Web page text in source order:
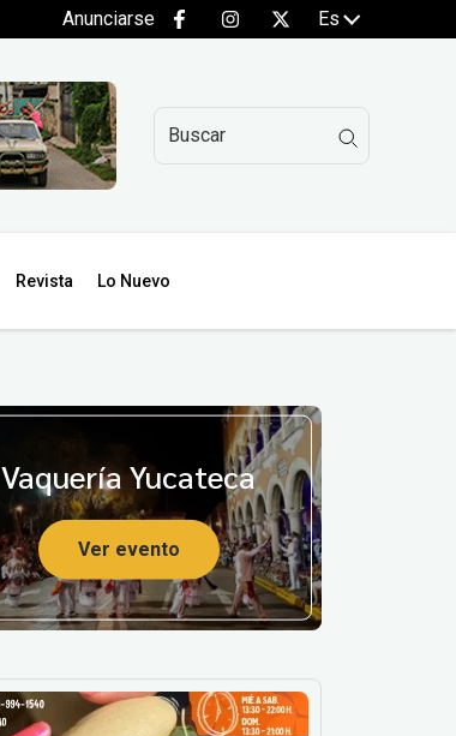
Anunciarse Es
Revista Lo Nuevo
Vaquería Yucateca
Ver evento